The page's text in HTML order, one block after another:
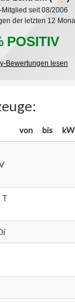
Mitglied seit 08/2006
der letzten 12
POSITIV
Bewertungen lesen
von bis kW
T